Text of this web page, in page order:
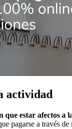
actividad
que estar afectos a
pagarse a través